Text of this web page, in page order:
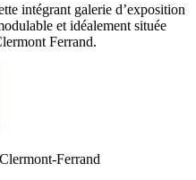
intégrant galerie d’exposition
et idéalement située
Ferrand.
Ferrand